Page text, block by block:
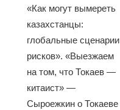
«Как могут вымереть
казахстанцы:
глобальные сценарии
рисков». «Выезжаем
на том, что Токаев —
китаист» —
Сыроежкин о Токаеве